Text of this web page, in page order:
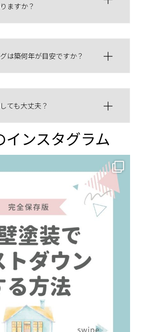
ますか？
は築何年が目安ですか？
ても大丈夫？
インスタグラム
！外壁塗装でコストダウンする方法 🏠